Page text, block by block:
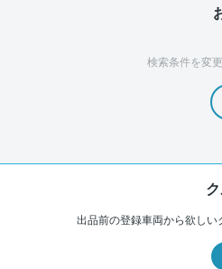
検索条件を変
出品前の登録車両から欲しい